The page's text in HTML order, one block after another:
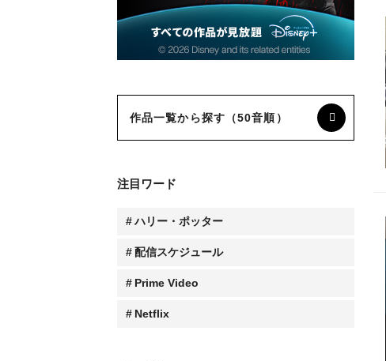
作品一覧から探す（50音順）
注目ワード
ハリー・ポッター
配信スケジュール
Prime Video
Netflix